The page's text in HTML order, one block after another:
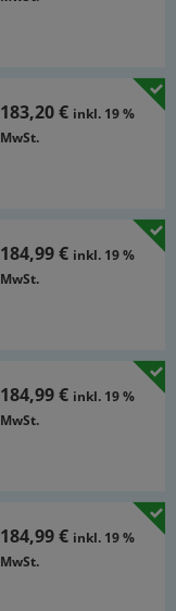
183,20 € inkl. 19 %
MwSt.
184,99 € inkl. 19 %
MwSt.
184,99 € inkl. 19 %
MwSt.
184,99 € inkl. 19 %
MwSt.